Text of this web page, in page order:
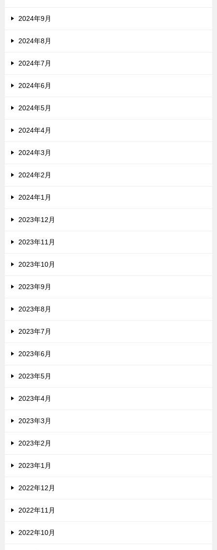
2024年9月
2024年8月
2024年7月
2024年6月
2024年5月
2024年4月
2024年3月
2024年2月
2024年1月
2023年12月
2023年11月
2023年10月
2023年9月
2023年8月
2023年7月
2023年6月
2023年5月
2023年4月
2023年3月
2023年2月
2023年1月
2022年12月
2022年11月
2022年10月